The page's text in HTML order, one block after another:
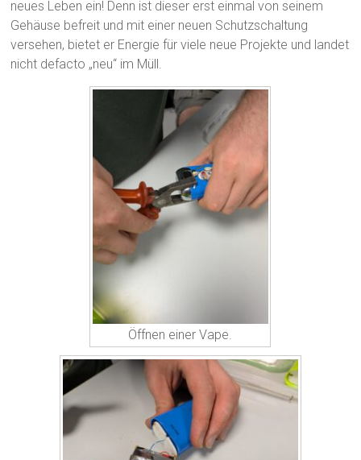
neues Leben ein! Denn ist dieser erst einmal von seinem
Gehäuse befreit und mit einer neuen Schutzschaltung
versehen, bietet er Energie für viele neue Projekte und landet
nicht defacto „neu“ im Müll.
Öffnen einer Vape.